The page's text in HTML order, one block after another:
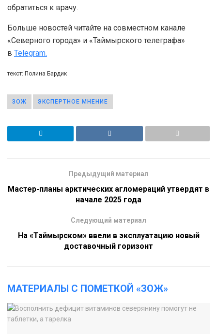
обратиться к врачу.
Больше новостей читайте на совместном канале
«Северного города» и «Таймырского телеграфа»
в Telegram.
текст: Полина Бардик
ЗОЖ ЭКСПЕРТНОЕ МНЕНИЕ
Предыдущий материал
Мастер-планы арктических агломераций утвердят в
начале 2025 года
Следующий материал
На «Таймырском» ввели в эксплуатацию новый
доставочный горизонт
МАТЕРИАЛЫ С ПОМЕТКОЙ «ЗОЖ»